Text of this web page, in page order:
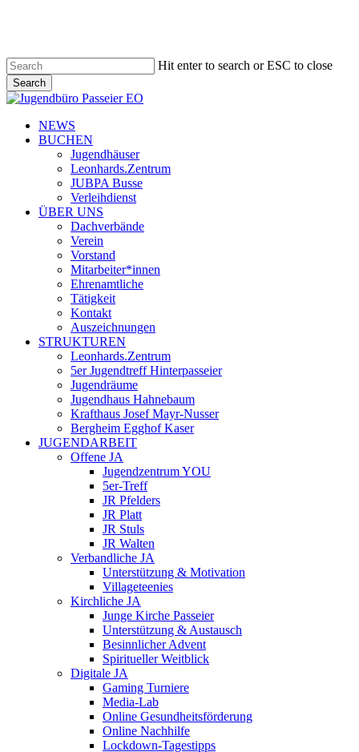
content
Hit enter to search or ESC to close
Search
Close
search
Menu
NEWS
BUCHEN
Jugendhäuser
Leonhards.Zentrum
JUBPA Busse
Verleihdienst
ÜBER UNS
Dachverbände
Verein
Vorstand
Mitarbeiter*innen
Ehrenamtliche
Tätigkeit
Kontakt
Auszeichnungen
STRUKTUREN
Leonhards.Zentrum
5er Jugendtreff Hinterpasseier
Jugendräume
Jugendhaus Hahnebaum
Krafthaus Josef Mayr-Nusser
Bergheim Egghof Kaser
JUGENDARBEIT
Offene JA
Jugendzentrum YOU
5er-Treff
JR Pfelders
JR Platt
JR Stuls
JR Walten
Verbandliche JA
Unterstützung & Motivation
Villageteenies
Kirchliche JA
Junge Kirche Passeier
Unterstützung & Austausch
Besinnlicher Advent
Spiritueller Weitblick
Digitale JA
Gaming Turniere
Media-Lab
Online Gesundheitsförderung
Online Nachhilfe
Lockdown-Tagestipps